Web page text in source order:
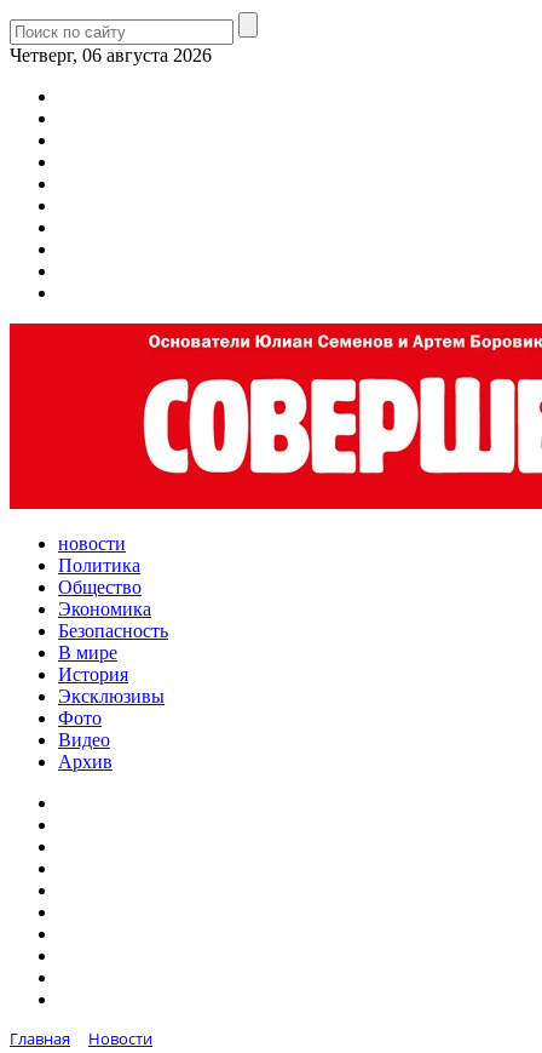
Четверг, 06 августа 2026
новости
Политика
Общество
Экономика
Безопасность
В мире
История
Эксклюзивы
Фото
Видео
Архив
Главная
Новости